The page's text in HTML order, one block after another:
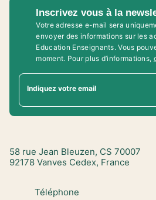
Inscrivez vous à la
Votre adresse e-mail sera
envoyer des informations sur les
Education Enseignants. Vous
moment. Pour plus d’informations,
Indiquez votre email
58 rue Jean Bleuzen, CS 70007
92178 Vanves Cedex, France
Téléphone